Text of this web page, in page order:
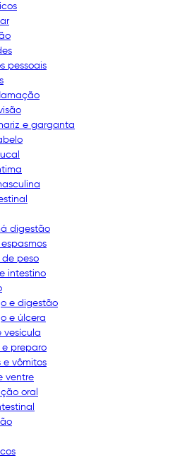
pessoais
e garganta
digestão
de peso
intestino
e digestão
e úlcera
vesícula
e preparo
e vômitos
ventre
oral